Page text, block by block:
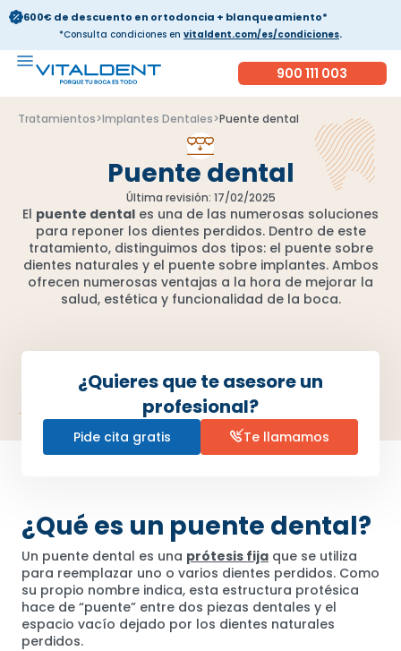
600€ de descuento en ortodoncia + blanqueamiento*
*Consulta condiciones en vitaldent.com/es/condiciones.
900 111 003
Tratamientos>Implantes Dentales>Puente dental
Puente dental
Última revisión: 17/02/2025
El puente dental es una de las numerosas soluciones
para reponer los dientes perdidos. Dentro de este
tratamiento, distinguimos dos tipos: el puente sobre
dientes naturales y el puente sobre implantes. Ambos
ofrecen numerosas ventajas a la hora de mejorar la
salud, estética y funcionalidad de la boca.
¿Quieres que te asesore un
profesional?
Pide cita gratis Te llamamos
¿Qué es un puente dental?
Un puente dental es una prótesis fija que se utiliza
para reemplazar uno o varios dientes perdidos. Como
su propio nombre indica, esta estructura protésica
hace de “puente” entre dos piezas dentales y el
espacio vacío dejado por los dientes naturales
perdidos.